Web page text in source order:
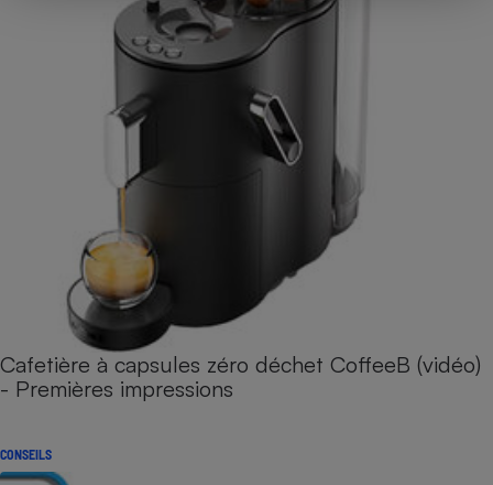
Cafetière à capsules zéro déchet CoffeeB (vidéo)
- Premières impressions
CONSEILS